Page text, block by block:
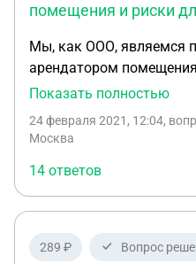
помещения и риски
Мы, как ООО, являемся
арендатором
Собственник
свое помещение в
«рыночную» и как
Наше видение что
как: 1. Помещение с неузаконенной
перепланировкой – для
соответствие которой
Показать полностью
24 февраля 2021, 12:04,
Москва
14 ответов
289 ₽ Вопрос